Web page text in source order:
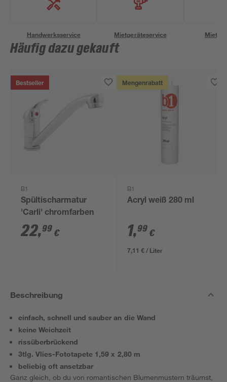
Handwerksservice Mietgeräteservice
Häufig dazu gekauft
Bestseller
B1
Spültischarmatur
'Carli' chromfarben
22,99 €
Mengenrabatt
B1
Acryl weiß 280 ml
1,99 €
7,11 € / Liter
Beschreibung
einfach, schnell und sauber an die Wand
keine Weichzeit
rissüberbrückend
3tlg. Vlies-Fototapete 1,59 x 2,80 m
beliebig oft ansetzbar
Ganz gleich, ob du von romantischen Blumenmustern träumst,